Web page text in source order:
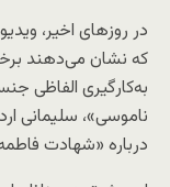
در روزهای اخیر،
که نشان می‌دهند
به‌کارگیری الفاظی
ناموسی»، سلیمانی
درباره «شهادت